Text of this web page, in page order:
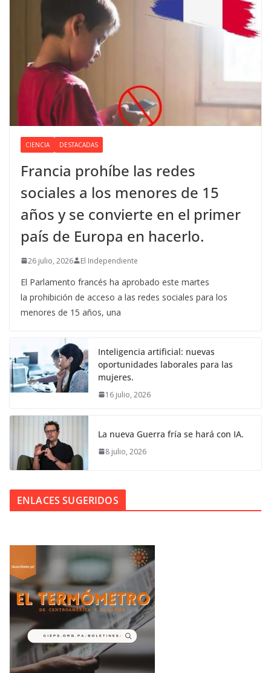
CIENCIA DESTACADAS
Francia prohíbe las redes
sociales a los menores de 15
años y se convierte en el primer
país de Europa en hacerlo.
26 julio, 2026 El Independiente
El Parlamento francés ha aprobado este martes
la prohibición de acceso a las redes sociales para los
menores de 15 años, una
Inteligencia artificial: nuevas
oportunidades laborales para las
mujeres.
16 julio, 2026
La nueva Guerra fría se hará con IA.
8 julio, 2026
ENLACES SUGERIDOS